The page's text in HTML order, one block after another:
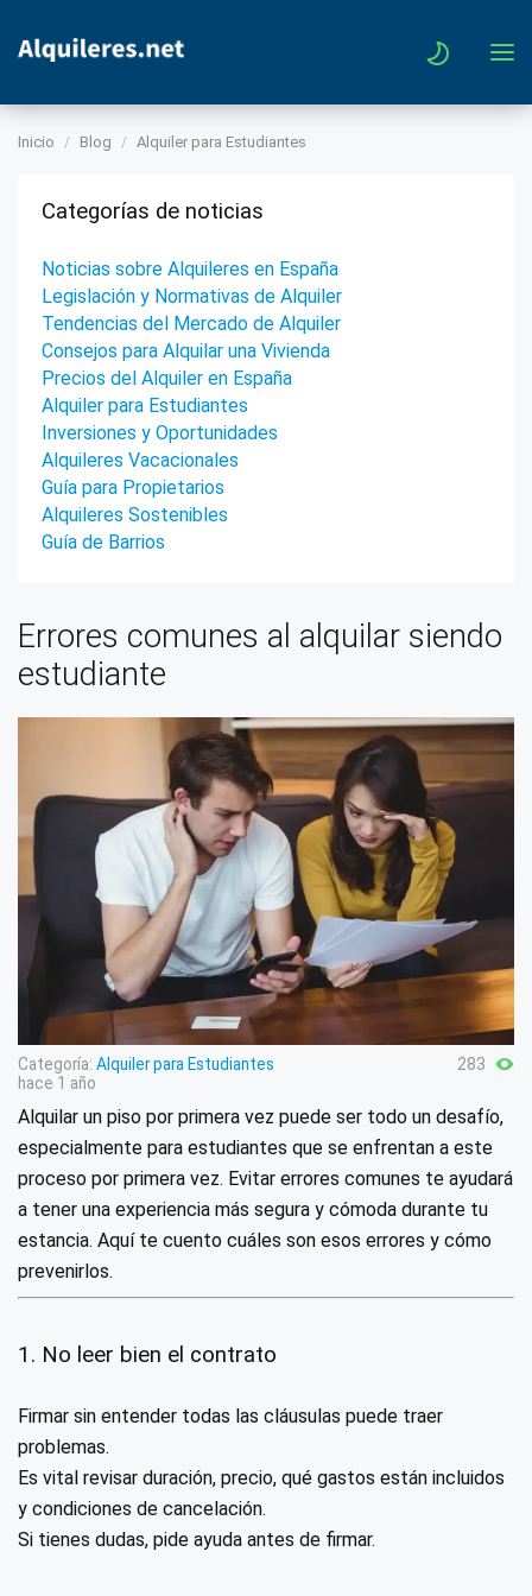
Inicio Blog Alquiler para Estudiantes
Categorías de noticias
Noticias sobre Alquileres en España
Legislación y Normativas de Alquiler
Tendencias del Mercado de Alquiler
Consejos para Alquilar una Vivienda
Precios del Alquiler en España
Alquiler para Estudiantes
Inversiones y Oportunidades
Alquileres Vacacionales
Guía para Propietarios
Alquileres Sostenibles
Guía de Barrios
Errores comunes al alquilar siendo
estudiante
Categoría: Alquiler para Estudiantes
283
hace 1 año
Alquilar un piso por primera vez puede ser todo un desafío,
especialmente para estudiantes que se enfrentan a este
proceso por primera vez. Evitar errores comunes te ayudará
a tener una experiencia más segura y cómoda durante tu
estancia. Aquí te cuento cuáles son esos errores y cómo
prevenirlos.
1. No leer bien el contrato
Firmar sin entender todas las cláusulas puede traer
problemas.
Es vital revisar duración, precio, qué gastos están incluidos
y condiciones de cancelación.
Si tienes dudas, pide ayuda antes de firmar.